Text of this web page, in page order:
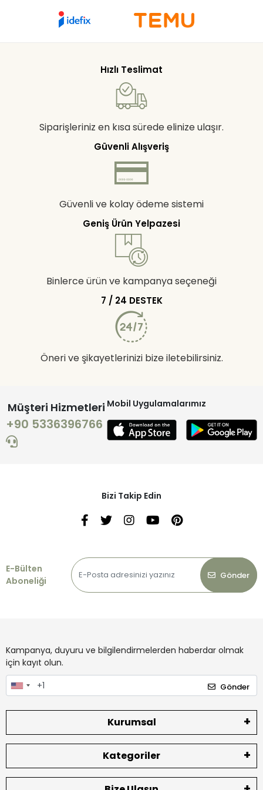
Hızlı Teslimat
Siparişleriniz en kısa sürede elinize ulaşır.
Güvenli Alışveriş
Güvenli ve kolay ödeme sistemi
Geniş Ürün Yelpazesi
Binlerce ürün ve kampanya seçeneği
7 / 24 DESTEK
Öneri ve şikayetlerinizi bize iletebilirsiniz.
Müşteri Hizmetleri
+90 5336396766
Mobil Uygulamalarımız
Bizi Takip Edin
E-Bülten
Aboneliği
Gönder
Kampanya, duyuru ve bilgilendirmelerden haberdar olmak
için kayıt olun.
Gönder
Kurumsal
Kategoriler